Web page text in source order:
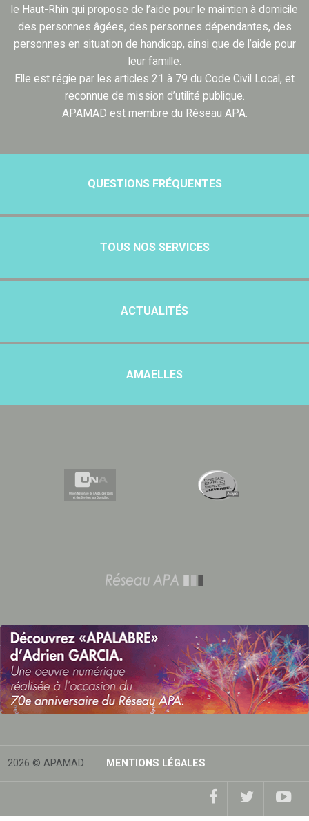
le Haut-Rhin qui propose de l’aide pour le maintien à domicile
des personnes âgées, des personnes dépendantes, des
personnes en situation de handicap, ainsi que de l’aide pour
leur famille.
Elle est régie par les articles 21 à 79 du Code Civil Local, et
reconnue de mission d’utilité publique.
APAMAD est membre du Réseau APA.
QUESTIONS FRÉQUENTES
TOUS NOS SERVICES
ACTUALITÉS
AMAELLES
2026 © APAMAD MENTIONS LÉGALES